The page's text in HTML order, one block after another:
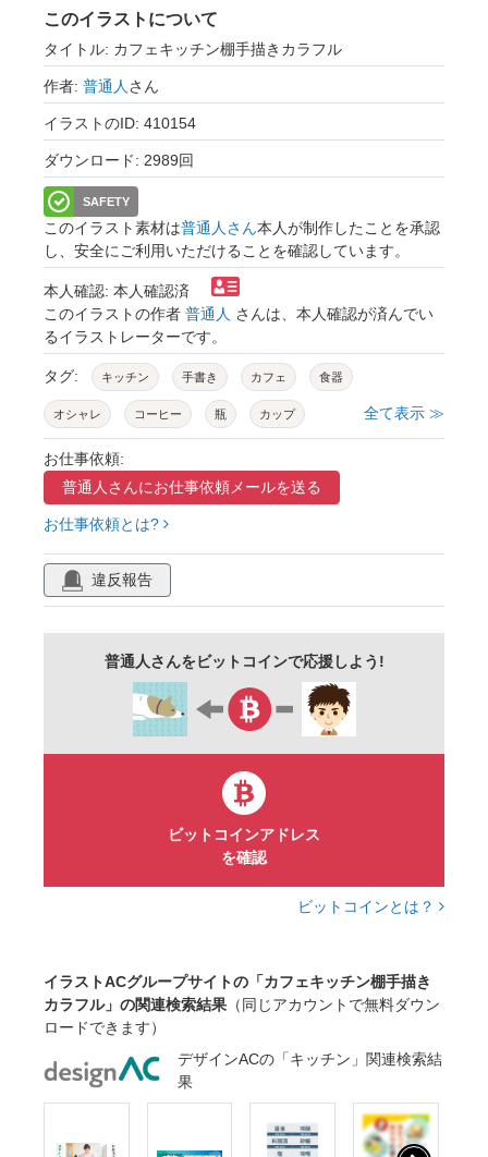
このイラストについて
タイトル: カフェキッチン棚手描きカラフル
作者: 普通人さん
イラストのID: 410154
ダウンロード: 2989回
SAFETY
このイラスト素材は普通人さん本人が制作したことを承認
し、安全にご利用いただけることを確認しています。
本人確認: 本人確認済
このイラストの作者 普通人 さんは、本人確認が済んでい
るイラストレーターです。
タグ: キッチン 手書き カフェ 食器
オシャレ コーヒー 瓶 カップ
ペン画
棚 パン ジャム 照明 カトラリー
紅茶 海外 キッチン用品
ガラスジャー ガラス
背景 雑貨 台所
コーヒーカップ コーヒーメーカー 収納
花瓶
小麦粉 ミルポット ポット
全て表示 ≫
お仕事依頼:
普通人さんにお仕事依頼メールを送る
お仕事依頼とは?
違反報告
普通人さんをビットコインで応援しよう!
ビットコインアドレス
を確認
ビットコインとは？
イラストACグループサイトの「カフェキッチン棚手描き
カラフル」の関連検索結果 （同じアカウントで無料ダウン
ロードできます）
デザインACの「キッチン」関連検索結
果